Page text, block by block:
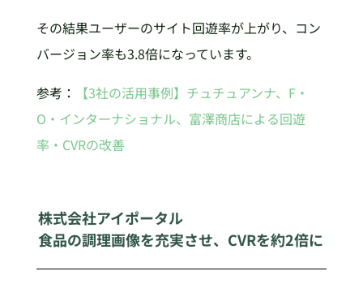
その結果ユーザーのサイト回遊率が上がり、コン
バージョン率も3.8倍になっています。
参考：
【3社の活用事例】チュチュアンナ、F・
O・インターナショナル、富澤商店による回遊
率・CVRの改善
株式会社アイポータル
食品の調理画像を充実させ、CVRを約2倍に